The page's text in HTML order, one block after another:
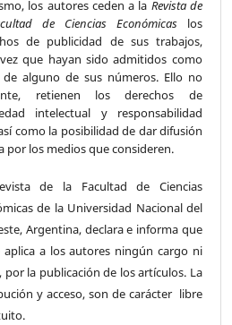
los autores ceden a la Revista de
de Ciencias Económicas los
de publicidad de sus trabajos,
que hayan sido admitidos como
de alguno de sus números. Ello no
retienen los derechos de
intelectual y responsabilidad
como la posibilidad de dar difusión
por los medios que consideren.
de la Facultad de Ciencias
de la Universidad Nacional del
Argentina, declara e informa que
aplica a los autores ningún cargo ni
por la publicación de los artículos. La
y acceso, son de carácter libre